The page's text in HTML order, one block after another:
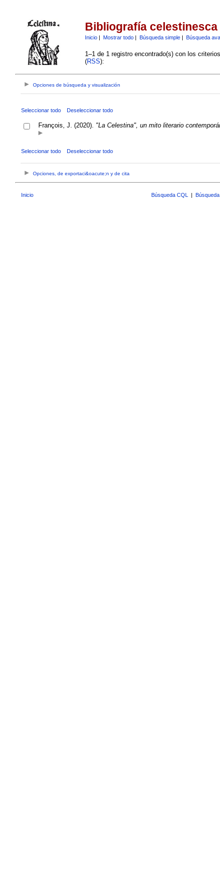
Bibliografía celestinesca
Inicio| Mostrar todo| Búsqueda simple| Búsqueda
1–1 de 1 registro encontrado(s) con los
(RSS):
Opciones de búsqueda y visualización
Seleccionar todo Deseleccionar todo
François, J. (2020). "La Celestina", un mito literario
Seleccionar todo Deseleccionar todo
Opciones, de exportaci&oacute;n y de cita
Inicio Búsqueda CQL |